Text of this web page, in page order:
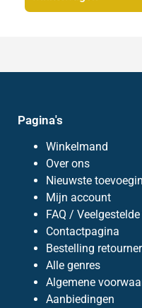
Pagina's
Winkelmand
Over ons
Nieuwste
Mijn account
FAQ /
Contactpagina
Bestelling
Alle genres
Algemene
Aanbiedingen